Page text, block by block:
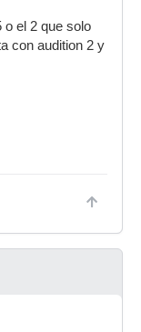
o el 2 que solo
con audition 2 y